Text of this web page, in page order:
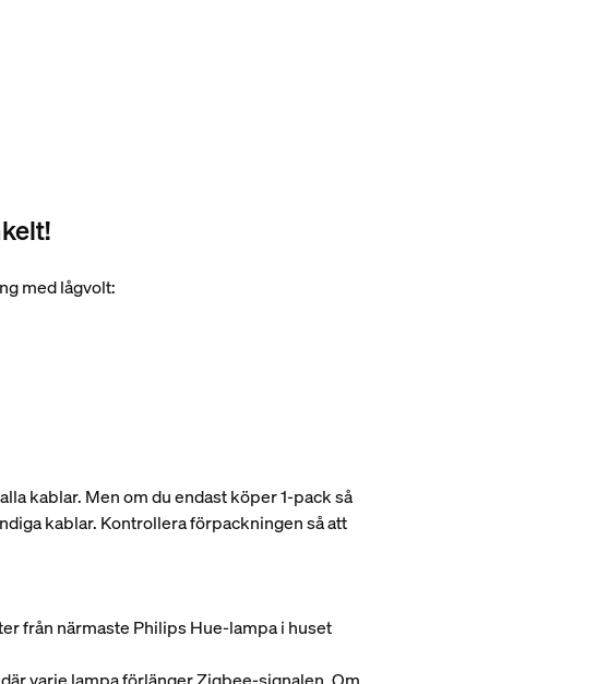
med lågvolt:
kablar. Men om du endast köper 1-pack så
kablar. Kontrollera förpackningen så att
från närmaste Philips Hue-lampa i huset